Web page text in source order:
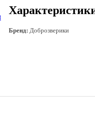
Бренд: Доброзверики